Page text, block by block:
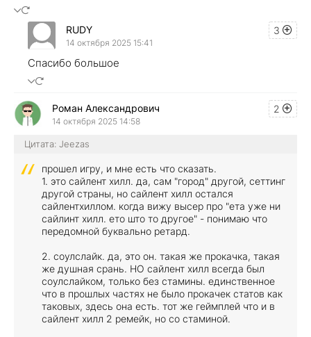
3
RUDY
14 октября 2025 15:41
Спасибо большое
2
Роман Александрович
14 октября 2025 14:58
Цитата: Jeezas
прошел игру, и мне есть что сказать.
1. это сайлент хилл. да, сам "город" другой, сеттинг
другой страны, но сайлент хилл остался
сайлентхиллом. когда вижу высер про "ета уже ни
сайлинт хилл. ето што то другое" - понимаю что
передомной буквально ретард.
2. соулслайк. да, это он. такая же прокачка, такая
же душная срань. НО сайлент хилл всегда был
соулслайком, только без стамины. единственное
что в прошлых частях не было прокачек статов как
таковых, здесь она есть. тот же геймплей что и в
сайлент хилл 2 ремейк, но со стаминой.